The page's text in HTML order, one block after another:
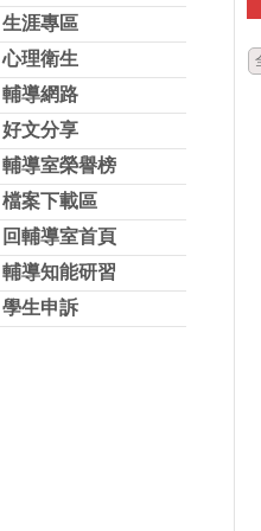
生涯專區
心理衛生
輔導網路
好文分享
輔導室榮譽榜
檔案下載區
回輔導室首頁
輔導知能研習
學生申訴